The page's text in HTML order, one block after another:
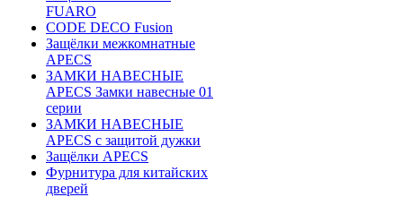
FUARO
CODE DECO Fusion
Защёлки межкомнатные
APECS
ЗАМКИ НАВЕСНЫЕ
APECS Замки навесные 01
серии
ЗАМКИ НАВЕСНЫЕ
APECS с защитой дужки
Защёлки APECS
Фурнитура для китайских
дверей